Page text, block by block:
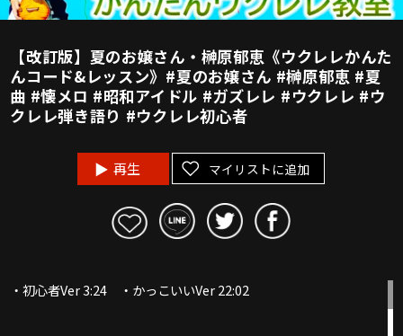
【改訂版】夏のお嬢さん・榊原郁恵《ウクレレかんた
んコード&レッスン》#夏のお嬢さん #榊原郁恵 #夏
曲 #懐メロ #昭和アイドル #ガズレレ #ウクレレ #ウ
クレレ弾き語り #ウクレレ初心者
再生 マイリストに追加
・初心者Ver 3:24 ・かっこいいVer 22:02